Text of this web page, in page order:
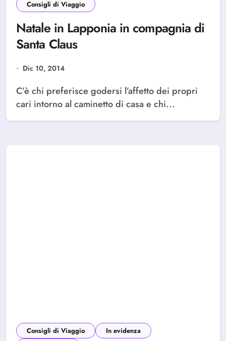
Consigli di Viaggio
Natale in Lapponia in compagnia di
Santa Claus
Dic 10, 2014
C’è chi preferisce godersi l’affetto dei propri
cari intorno al caminetto di casa e chi...
Consigli di Viaggio
In evidenza